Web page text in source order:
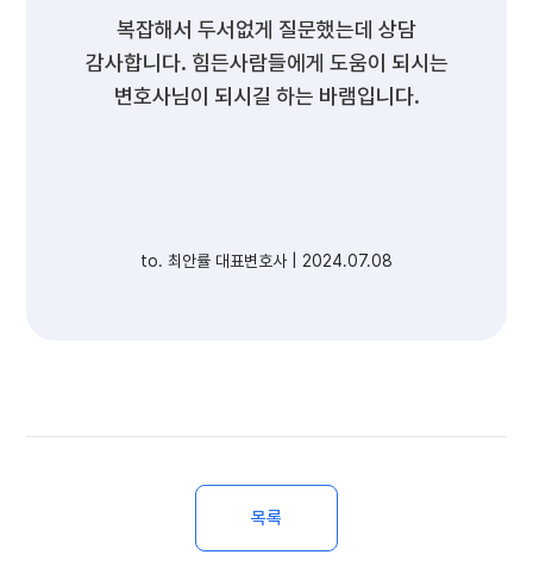
복잡해서 두서없게 질문했는데 상담
감사합니다. 힘든사람들에게 도움이 되시는
변호사님이 되시길 하는 바램입니다.
to. 최안률 대표변호사 | 2024.07.08
목록